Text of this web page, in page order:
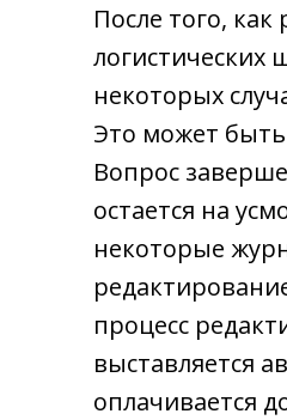
После того,
логистических
некоторых
Это может
Вопрос
остается на
некоторые
процесс
выставляется
оплачивается